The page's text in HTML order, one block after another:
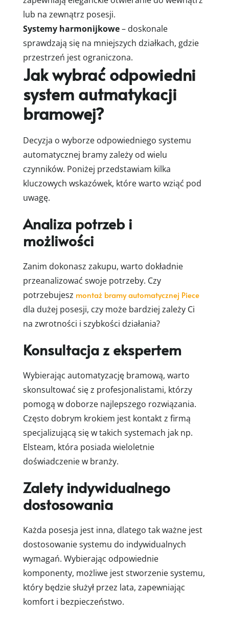
lub na zewnątrz posesji.
Systemy harmonijkowe– doskonale
sprawdzają się na mniejszych działkach, gdzie
przestrzeń jest ograniczona.
Jak wybrać odpowiedni
system autmatykacji
bramowej?
Decyzja o wyborze odpowiedniego systemu
automatycznej bramy zależy od wielu
czynników. Poniżej przedstawiam kilka
kluczowych wskazówek, które warto wziąć pod
uwagę.
Analiza potrzeb i
możliwości
Zanim dokonasz zakupu, warto dokładnie
przeanalizować swoje potrzeby. Czy
potrzebujesz montaż bramy automatycznej Piece
dla dużej posesji, czy może bardziej zależy Ci
na zwrotności i szybkości działania?
Konsultacja z ekspertem
Wybierając automatyzację bramową, warto
skonsultować się z profesjonalistami, którzy
pomogą w doborze najlepszego rozwiązania.
Często dobrym krokiem jest kontakt z firmą
specjalizującą się w takich systemach jak np.
Elsteam, która posiada wieloletnie
doświadczenie w branży.
Zalety indywidualnego
dostosowania
Każda posesja jest inna, dlatego tak ważne jest
dostosowanie systemu do indywidualnych
wymagań. Wybierając odpowiednie
komponenty, możliwe jest stworzenie systemu,
który będzie służył przez lata, zapewniając
komfort i bezpieczeństwo.